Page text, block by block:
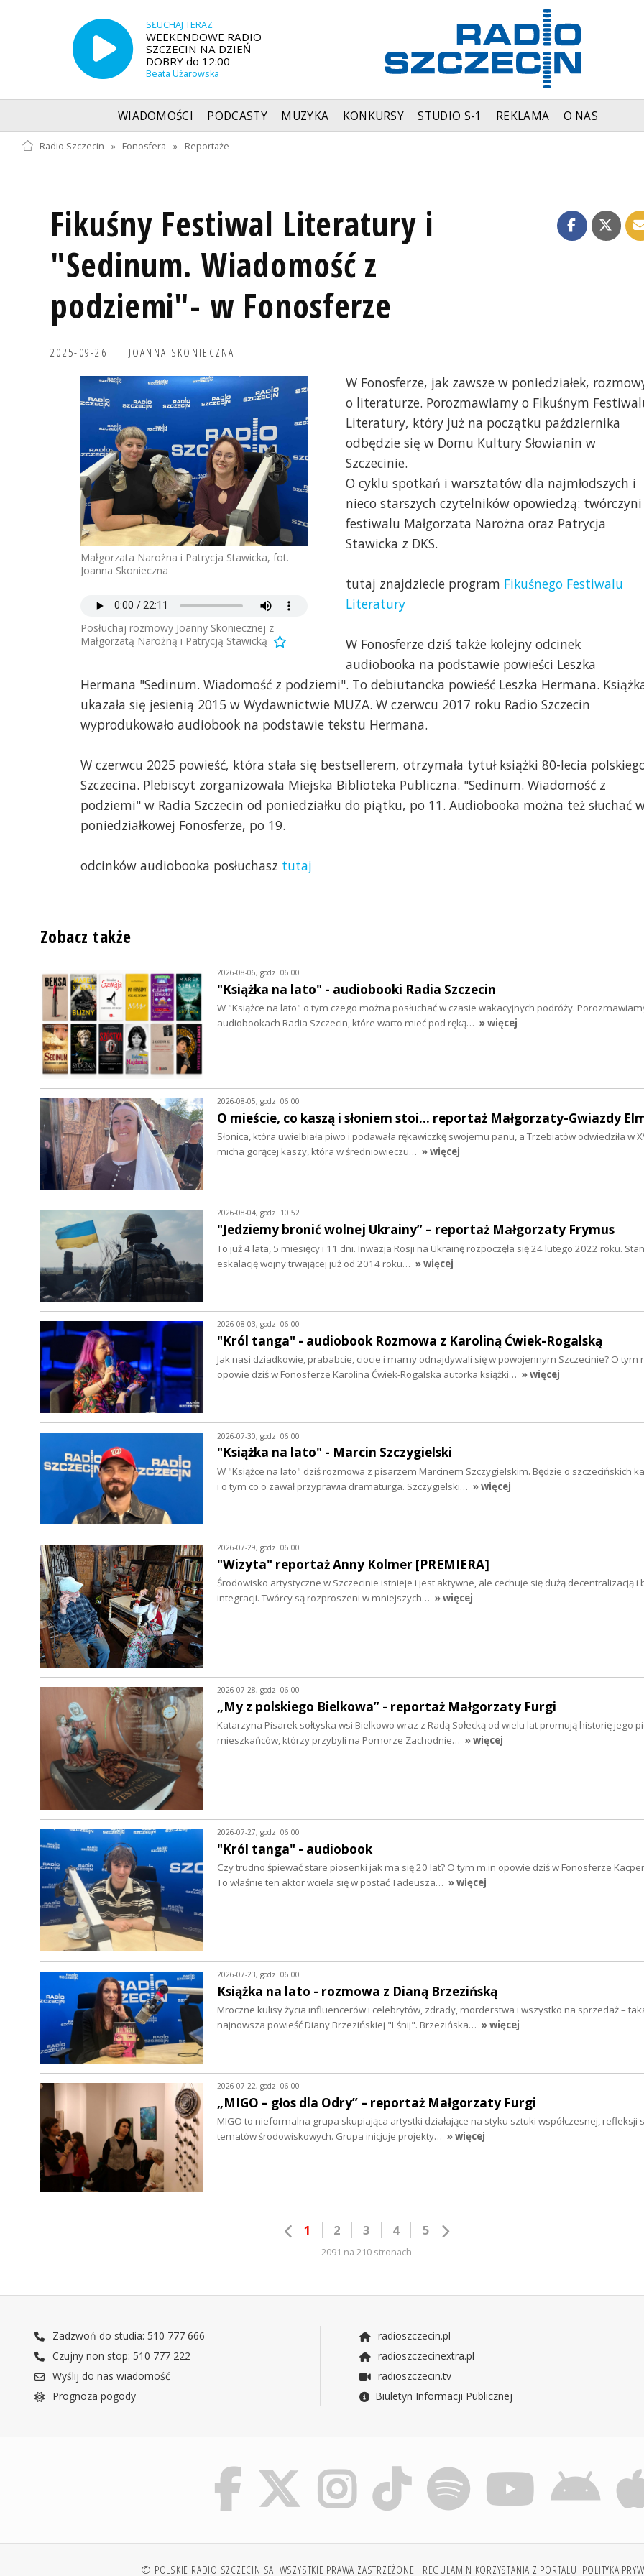
SŁUCHAJ TERAZ
WEEKENDOWE RADIO
SZCZECIN NA DZIEŃ
DOBRY do 12:00
Beata Użarowska
WIADOMOŚCI PODCASTY MUZYKA KONKURSY STUDIO S-1 REKLAMA O NAS
Radio Szczecin » Fonosfera » Reportaże
Fikuśny Festiwal Literatury i
"Sedinum. Wiadomość z
podziemi"- w Fonosferze
2025-09-26 JOANNA SKONIECZNA
Małgorzata Narożna i Patrycja Stawicka, fot.
Joanna Skonieczna
Posłuchaj rozmowy Joanny Skoniecznej z
Małgorzatą Narożną i Patrycją Stawicką
W Fonosferze, jak zawsze w poniedziałek,
o literaturze. Porozmawiamy o Fikuśnym
Literatury, który już na początku października
odbędzie się w Domu Kultury Słowianin w
Szczecinie.
O cyklu spotkań i warsztatów dla najmłodszych i
nieco starszych czytelników opowiedzą: twórczyni
festiwalu Małgorzata Narożna oraz Patrycja
Stawicka z DKS.
tutaj znajdziecie program Fikuśnego Festiwalu
Literatury
W Fonosferze dziś także kolejny odcinek
audiobooka na podstawie powieści Leszka
Hermana "Sedinum. Wiadomość z podziemi". To debiutancka powieść Leszka Hermana.
ukazała się jesienią 2015 w Wydawnictwie MUZA. W czerwcu 2017 roku Radio Szczecin
wyprodukowało audiobook na podstawie tekstu Hermana.
W czerwcu 2025 powieść, która stała się bestsellerem, otrzymała tytuł książki 80-lecia
Szczecina. Plebiscyt zorganizowała Miejska Biblioteka Publiczna. "Sedinum. Wiadomość z
podziemi" w Radia Szczecin od poniedziałku do piątku, po 11. Audiobooka można też słuchać
poniedziałkowej Fonosferze, po 19.
odcinków audiobooka posłuchasz tutaj
Zobacz także
2026-08-06, godz. 06:00
"Książka na lato" - audiobooki Radia Szczecin
W "Książce na lato" o tym czego można posłuchać w czasie wakacyjnych podróży.
audiobookach Radia Szczecin, które warto mieć pod ręką… » więcej
2026-08-05, godz. 06:00
O mieście, co kaszą i słoniem stoi... reportaż Małgorzaty-Gwiazdy
Słonica, która uwielbiała piwo i podawała rękawiczkę swojemu panu, a Trzebiatów odwiedziła w
micha gorącej kaszy, która w średniowieczu… » więcej
2026-08-04, godz. 10:52
"Jedziemy bronić wolnej Ukrainy” – reportaż Małgorzaty Frymus
To już 4 lata, 5 miesięcy i 11 dni. Inwazja Rosji na Ukrainę rozpoczęła się 24 lutego 2022 roku.
eskalację wojny trwającej już od 2014 roku… » więcej
2026-08-03, godz. 06:00
"Król tanga" - audiobook Rozmowa z Karoliną Ćwiek-Rogalską
Jak nasi dziadkowie, prababcie, ciocie i mamy odnajdywali się w powojennym Szczecinie? O tym
opowie dziś w Fonosferze Karolina Ćwiek-Rogalska autorka książki… » więcej
2026-07-30, godz. 06:00
"Książka na lato" - Marcin Szczygielski
W "Książce na lato" dziś rozmowa z pisarzem Marcinem Szczygielskim. Będzie o szczecińskich
i o tym co o zawał przyprawia dramaturga. Szczygielski… » więcej
2026-07-29, godz. 06:00
"Wizyta" reportaż Anny Kolmer [PREMIERA]
Środowisko artystyczne w Szczecinie istnieje i jest aktywne, ale cechuje się dużą decentralizacją i
integracji. Twórcy są rozproszeni w mniejszych… » więcej
2026-07-28, godz. 06:00
„My z polskiego Bielkowa” - reportaż Małgorzaty Furgi
Katarzyna Pisarek sołtyska wsi Bielkowo wraz z Radą Sołecką od wielu lat promują historię jego
mieszkańców, którzy przybyli na Pomorze Zachodnie… » więcej
2026-07-27, godz. 06:00
"Król tanga" - audiobook
Czy trudno śpiewać stare piosenki jak ma się 20 lat? O tym m.in opowie dziś w Fonosferze
To właśnie ten aktor wciela się w postać Tadeusza… » więcej
2026-07-23, godz. 06:00
Książka na lato - rozmowa z Dianą Brzezińską
Mroczne kulisy życia influencerów i celebrytów, zdrady, morderstwa i wszystko na sprzedaż –
najnowsza powieść Diany Brzezińskiej "Lśnij". Brzezińska… » więcej
2026-07-22, godz. 06:00
„MIGO – głos dla Odry” – reportaż Małgorzaty Furgi
MIGO to nieformalna grupa skupiająca artystki działające na styku sztuki współczesnej, refleksji
tematów środowiskowych. Grupa inicjuje projekty… » więcej
1 2 3 4 5
2091 na 210 stronach
Zadzwoń do studia: 510 777 666
Czujny non stop: 510 777 222
Wyślij do nas wiadomość
Prognoza pogody
radioszczecin.pl
radioszczecinextra.pl
radioszczecin.tv
Biuletyn Informacji Publicznej
© POLSKIE RADIO SZCZECIN SA. WSZYSTKIE PRAWA ZASTRZEŻONE. REGULAMIN KORZYSTANIA Z PORTALU POLITYKA